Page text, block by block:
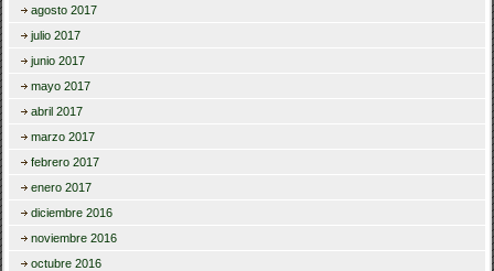
agosto 2017
julio 2017
junio 2017
mayo 2017
abril 2017
marzo 2017
febrero 2017
enero 2017
diciembre 2016
noviembre 2016
octubre 2016